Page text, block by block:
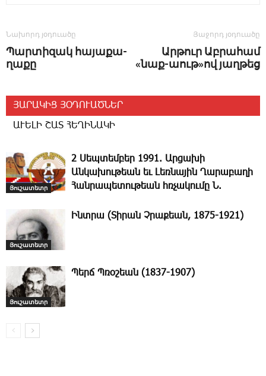
Նախորդ յօդուածը
Պար­տի­զակ հա­յա­քա­
ղա­քը
Յաջորդ յօդուածը
Ար­թուր Աբ­րա­համ
«նաք-աութ»ով յաղ­թեց
ՅԱՐԱԿԻՑ ՅՕԴՈՒԱԾՆԵՐ
ԱՒԵԼԻ ՇԱՏ ՀԵՂԻՆԱԿԻ
Յուշատետր
2 Սեպտեմբեր 1991. Արցախի
Անկախութեան եւ Լեռնային Ղարաբաղի
Հանրապետութեան հռչակումը Ն.
Յուշատետր
Ինտրա (Տիրան Չրաքեան, 1875-1921)
Յուշատետր
Պերճ Պռօշեան (1837-1907)